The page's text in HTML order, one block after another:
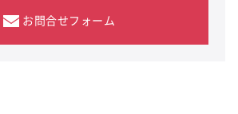
お問合せフォーム